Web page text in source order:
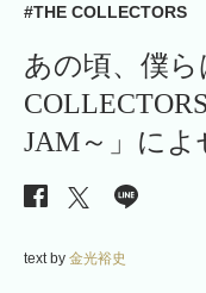
#THE COLLECTORS
あの頃、僕
JAM～」によ
text by 金光裕史